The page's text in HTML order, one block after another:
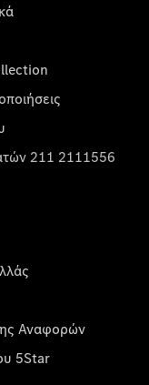
211 2111556
Αναφορών
5Star